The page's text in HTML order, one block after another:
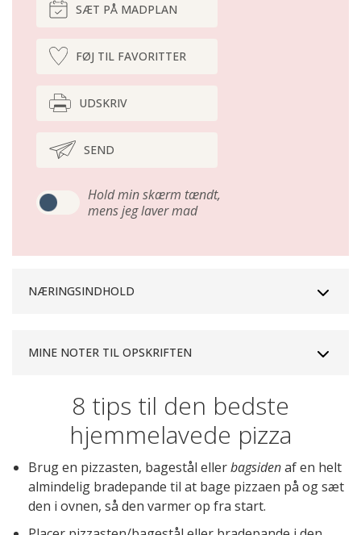
SÆT PÅ MADPLAN
FØJ TIL FAVORITTER
UDSKRIV
SEND
Hold min skærm tændt,
mens jeg laver mad
NÆRINGSINDHOLD
MINE NOTER TIL OPSKRIFTEN
8 tips til den bedste
hjemmelavede pizza
Brug en pizzasten, bagestål ellerbagsidenaf en helt
almindelig bradepande til at bage pizzaen på og sæt
den i ovnen, så den varmer op fra start.